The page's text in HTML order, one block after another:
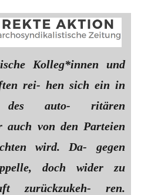
Kolleg*innen und
rei- hen sich ein in
auto- ritären
auch von den Parteien
wird. Da- gegen
doch wider zu
zurückzukeh- ren.